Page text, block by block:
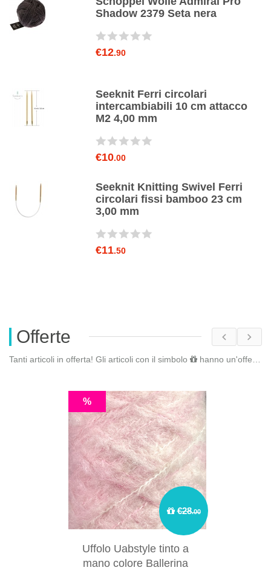
Shadow 2379 Seta nera
€12.90
Seeknit Ferri circolari
intercambiabili 10 cm attacco
M2 4,00 mm
€10.00
Seeknit Knitting Swivel Ferri
circolari fissi bamboo 23 cm
3,00 mm
€11.50
Offerte
Tanti articoli in offerta! Gli articoli con il simbolo hanno un'offerta riservata. Fai il
€28.00
%
Uffolo Uabstyle tinto a
mano colore Ballerina